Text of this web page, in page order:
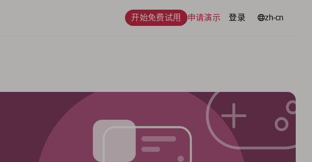
开始免费试用 申请演示 登录 语言zh-cn